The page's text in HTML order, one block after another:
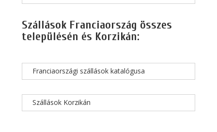
Szállások Franciaország összes
településén és Korzikán:
Franciaországi szállások katalógusa
Szállások Korzikán